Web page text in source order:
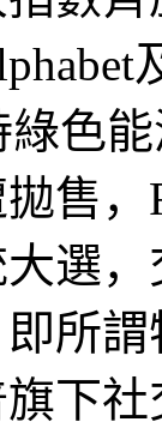
綠色
售，
選
所
下